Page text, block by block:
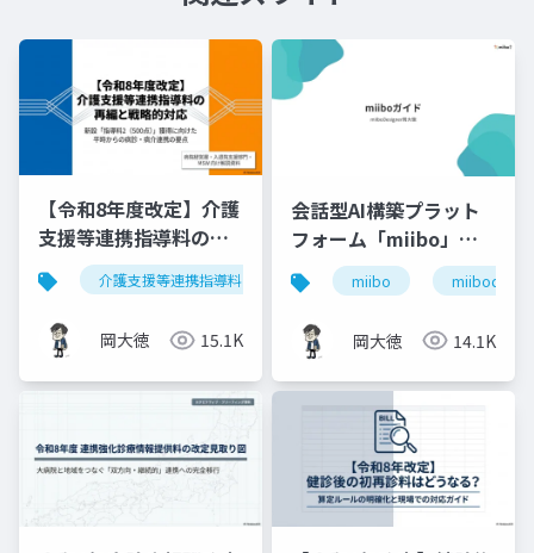
【令和8年度改定】介護
支援等連携指導料の再
編と戦略的対応｜指導
料2（500点）の要件整
理
介護支援等連携指導料 令和8年度診療報酬改定
岡大徳 15.1K
会話型AI構築プラット
フォーム「miibo」ガ
イド
miibo
岡大徳 14.1K